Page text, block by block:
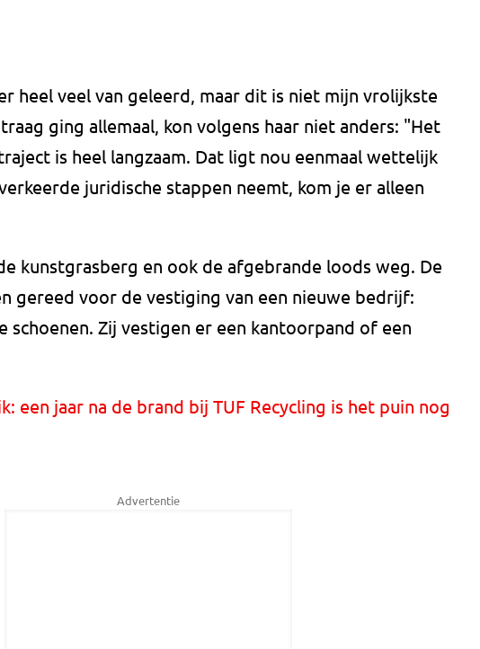
heel veel van geleerd, maar dit is niet mijn vrolijkste
ging allemaal, kon volgens haar niet anders: "Het
is heel langzaam. Dat ligt nou eenmaal wettelijk
juridische stappen neemt, kom je er alleen
kunstgrasberg en ook de afgebrande loods weg. De
gereed voor de vestiging van een nieuwe bedrijf:
schoenen. Zij vestigen er een kantoorpand of een
een jaar na de brand bij TUF Recycling is het puin nog
Advertentie